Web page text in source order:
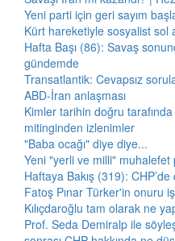
Yeni parti için geri sayım
Kürt hareketiyle sosyalist sol
Hafta Başı (86): Savaş
gündemde
Transatlantik: Cevapsız
ABD-İran anlaşması
Kimler tarihin doğru
mitinginden izlenimler
"Baba ocağı" diye diye...
Yeni "yerli ve milli"
Haftaya Bakış (319):
Fatoş Pınar Türker'in onuru
Kılıçdaroğlu tam olarak ne
Prof. Seda Demiralp ile